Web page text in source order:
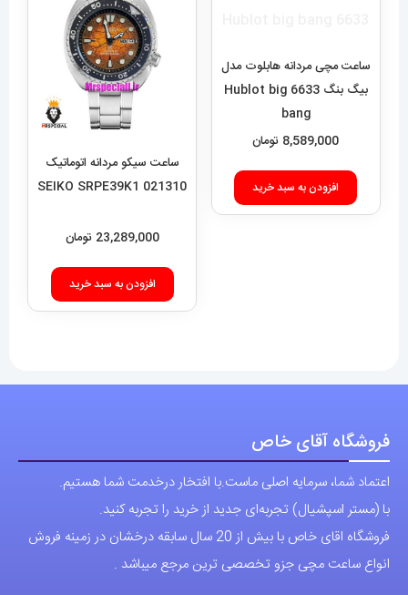
ساعت مچی مردانه هابلوت مدل
بیگ بنگ 6633 Hublot big
bang
8,589,000 تومان
افزودن به سبد خرید
ساعت سیکو مردانه اتوماتیک
021310 SEIKO SRPE39K1
23,289,000 تومان
افزودن به سبد خرید
فروشگاه آقای خاص
اعتماد شما، سرمایه اصلی ماست.با افتخار درخدمت شما هستیم.
با (مستر اسپشیال) تجربه‌ای جدید از خرید را تجربه کنید.
فروشگاه اقای خاص با بیش از 20 سال سابقه درخشان در زمینه فروش
انواع ساعت مچی جزو تخصصی ترین مرجع میباشد .